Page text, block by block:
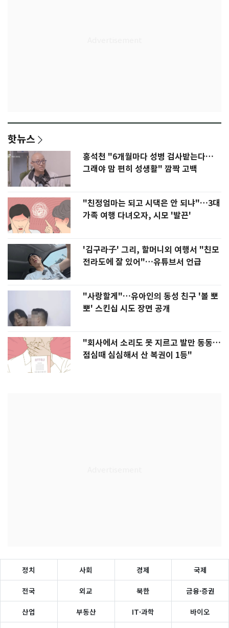
핫뉴스
홍석천 "6개월마다 성병 검사받는다…
그래야 맘 편히 성생활" 깜짝 고백
"친정엄마는 되고 시댁은 안 되냐"…3대
가족 여행 다녀오자, 시모 '발끈'
'김구라子' 그리, 할머니외 여행서 "친모
전라도에 잘 있어"…유튜브서 언급
"사랑할게"…유아인의 동성 친구 '볼 뽀
뽀' 스킨십 시도 장면 공개
"회사에서 소리도 못 지르고 발만 동동…
점심때 심심해서 산 복권이 1등"
정치 사회 경제 국제
전국 외교 북한 금융·증권
산업 부동산 IT·과학 바이오